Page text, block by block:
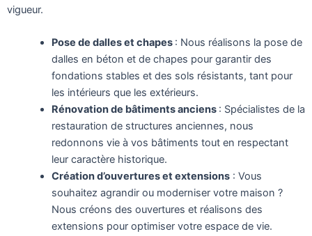
vigueur.
Pose de dalles et chapes : Nous réalisons la pose de
dalles en béton et de chapes pour garantir des
fondations stables et des sols résistants, tant pour
les intérieurs que les extérieurs.
Rénovation de bâtiments anciens : Spécialistes de la
restauration de structures anciennes, nous
redonnons vie à vos bâtiments tout en respectant
leur caractère historique.
Création d’ouvertures et extensions: Vous
souhaitez agrandir ou moderniser votre maison ?
Nous créons des ouvertures et réalisons des
extensions pour optimiser votre espace de vie.